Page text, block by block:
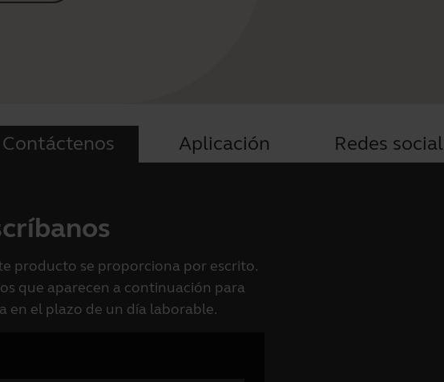
Contáctenos Aplicación Redes
producto se proporciona por escrito.
que aparecen a continuación para
en el plazo de un día laborable.